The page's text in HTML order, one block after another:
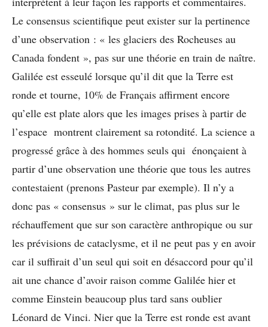
Le consensus scientifique peut exister sur la pertinence
d’une observation : « les glaciers des Rocheuses au
Canada fondent », pas sur une théorie en train de naître.
Galilée est esseulé lorsque qu’il dit que la Terre est
ronde et tourne, 10% de Français affirment encore
qu’elle est plate alors que les images prises à partir de
l’espace montrent clairement sa rotondité. La science a
progressé grâce à des hommes seuls qui énonçaient à
partir d’une observation une théorie que tous les autres
contestaient (prenons Pasteur par exemple). Il n’y a
donc pas « consensus » sur le climat, pas plus sur le
réchauffement que sur son caractère anthropique ou sur
les prévisions de cataclysme, et il ne peut pas y en avoir
car il suffirait d’un seul qui soit en désaccord pour qu’il
ait une chance d’avoir raison comme Galilée hier et
comme Einstein beaucoup plus tard sans oublier
Léonard de Vinci. Nier que la Terre est ronde est avant